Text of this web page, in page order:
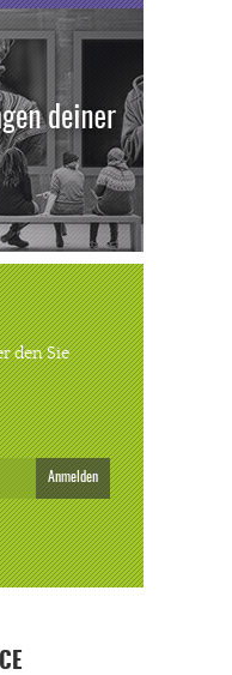
den Sie
Anmelden